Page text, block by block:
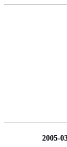
2005-